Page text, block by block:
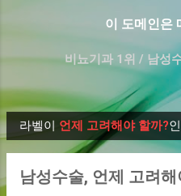
이 도메인은
비뇨기과 1위 / 남성
프리미엄 한글
글
라벨이 언제 고려해야 할까?
남성수술, 언제 고려